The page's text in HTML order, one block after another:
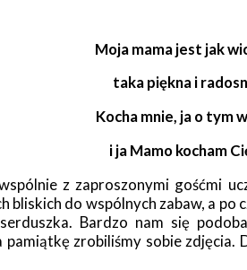
Moja mama jest jak
taka piękna i
Kocha mnie, ja o tym
i ja Mamo kocham
z zaproszonymi gośćmi
bliskich do wspólnych zabaw, a po
Bardzo nam się
pamiątkę zrobiliśmy sobie zdjęcia.